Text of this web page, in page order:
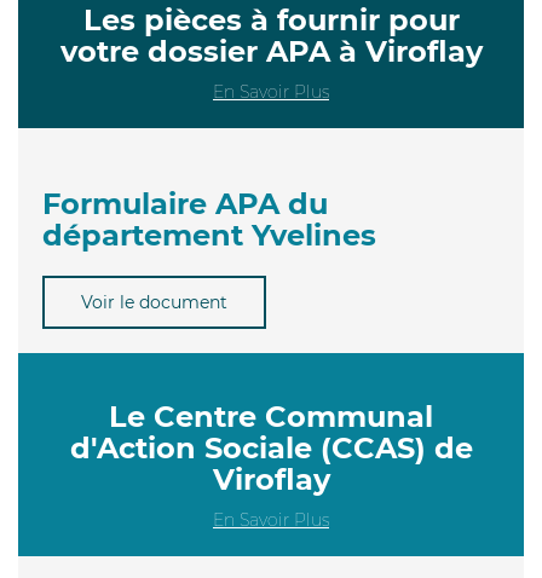
Les pièces à fournir pour
votre dossier APA à Viroflay
En Savoir Plus
Formulaire APA du
département Yvelines
Voir le document
Le Centre Communal
d'Action Sociale (CCAS) de
Viroflay
En Savoir Plus